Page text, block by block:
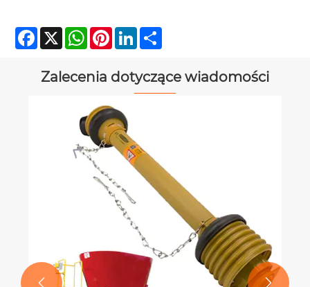
Facebook
X WhatsAppPinterestLinkedIn
Zalecenia dotyczące wiadomości
 